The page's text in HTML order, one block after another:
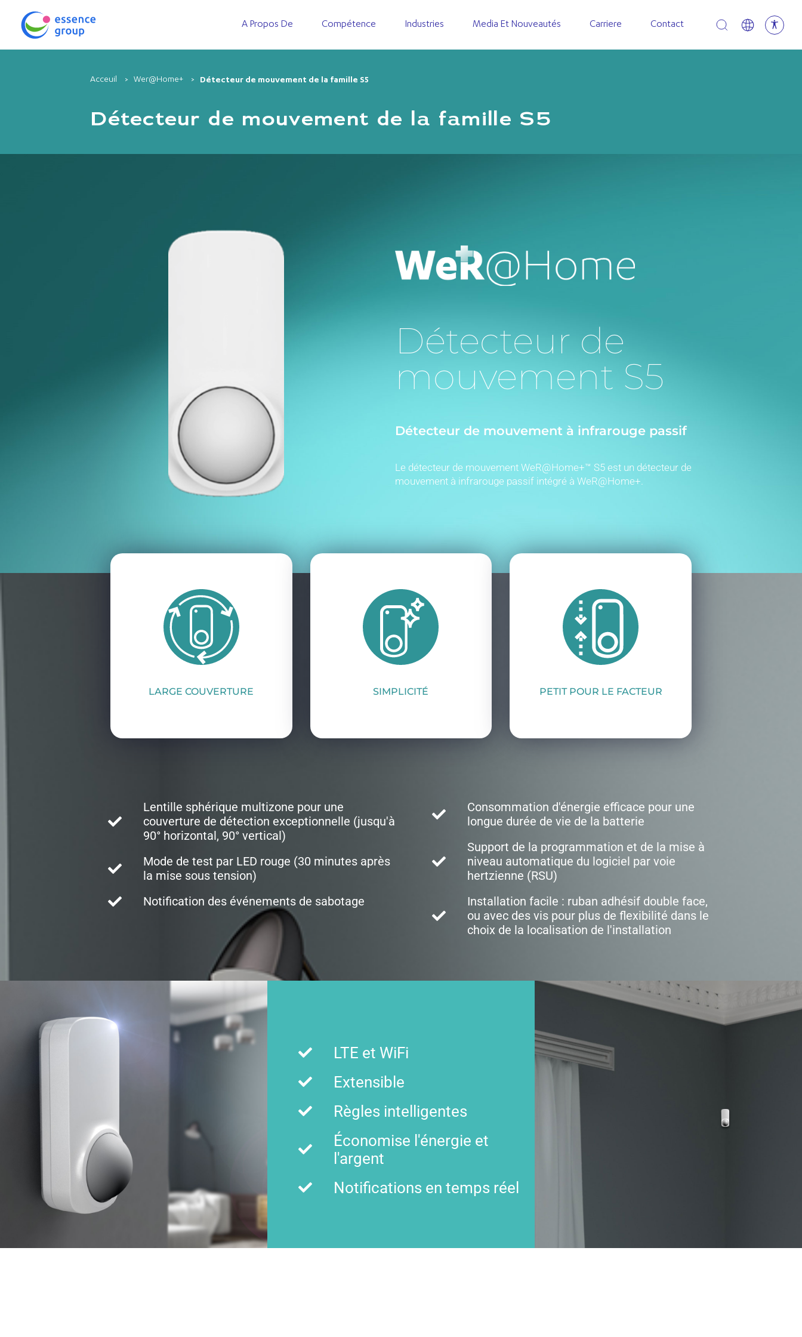
A Propos De Compétence Industries Media Et Nouveautés Carriere Contact Open search
Acceuil Wer@Home+ Détecteur de mouvement de la famille S5
Détecteur de mouvement de la famille S5
Détecteur de
mouvement S5
Détecteur de mouvement à infrarouge passif
Le détecteur de mouvement WeR@Home+™ S5 est un détecteur de
mouvement à infrarouge passif intégré à WeR@Home+.
LARGE COUVERTURE SIMPLICITÉ PETIT POUR LE FACTEUR
Lentille sphérique multizone pour une
couverture de détection exceptionnelle (jusqu'à
90° horizontal, 90° vertical)
Mode de test par LED rouge (30 minutes après
la mise sous tension)
Notification des événements de sabotage
Consommation d'énergie efficace pour une
longue durée de vie de la batterie
Support de la programmation et de la mise à
niveau automatique du logiciel par voie
hertzienne (RSU)
Installation facile : ruban adhésif double face,
ou avec des vis pour plus de flexibilité dans le
choix de la localisation de l'installation
LTE et WiFi
Extensible
Règles intelligentes
Économise l'énergie et
l'argent
Notifications en temps réel